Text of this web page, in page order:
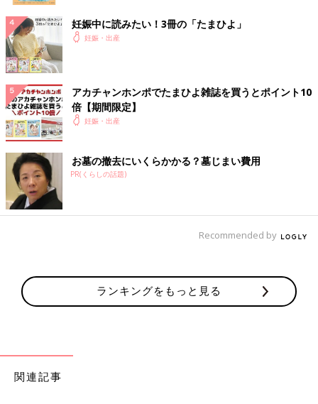
こんにちは！ 私は来週新婚旅行の予定を立てています。 最
初は海外でしたが、妊娠を期に路線変更し、近場での国内旅
行にしました☺️ 車で2時間半のところで、温泉と紅葉巡りの
予定です🎵 ほぼつわりがないままきてしまったので、大丈
夫かと思いますが、一応病院などは調べていこうと思ってい
ます。 両親には旅行後に妊娠報告予定です😌(止められる可
能性しかないし。笑)
🐕*****さん
コメントありがとうございます💕 新婚旅行なんですね💒✨
素敵ですね🥰 病院🏥私も調べてみます🤔 旅行楽しんでき
てくださいね☺️♨️🍁
ハ*****さん
義実家とのお付き合いで、私は4ヶ月なのに旅行へ行きまし
あとは、母子手帳と保険証を忘れずに持って行くと良いと思
います！
妊娠中に読みたい！3冊の「たまひよ」
妊娠・出産
アカチャンホンポでたまひよ雑誌を買うとポイント10
倍【期間限定】
妊娠・出産
お墓の撤去にいくらかかる？墓じまい費用
PR(くらしの話題)
Recommended by
ランキングをもっと見る
関連記事